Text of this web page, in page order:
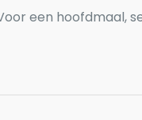
een hoofdmaal,